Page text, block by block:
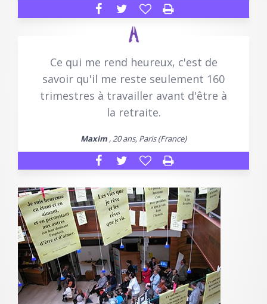
Ce qui me rend heureux, c'est de
savoir qu'il me reste seulement 160
trimestres à travailler avant d'être à
la retraite.
Maxim , 20 ans, Paris (France)